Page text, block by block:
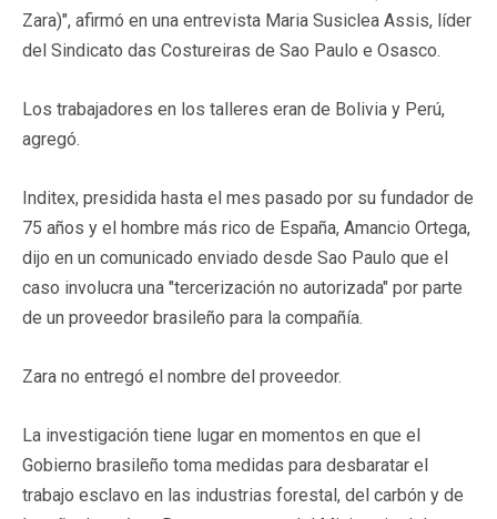
Zara)", afirmó en una entrevista Maria Susiclea Assis, líder
del Sindicato das Costureiras de Sao Paulo e Osasco.
Los trabajadores en los talleres eran de Bolivia y Perú,
agregó.
Inditex, presidida hasta el mes pasado por su fundador de
75 años y el hombre más rico de España, Amancio Ortega,
dijo en un comunicado enviado desde Sao Paulo que el
caso involucra una "tercerización no autorizada" por parte
de un proveedor brasileño para la compañía.
Zara no entregó el nombre del proveedor.
La investigación tiene lugar en momentos en que el
Gobierno brasileño toma medidas para desbaratar el
trabajo esclavo en las industrias forestal, del carbón y de